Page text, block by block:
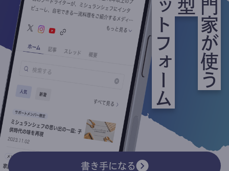
書き手になる